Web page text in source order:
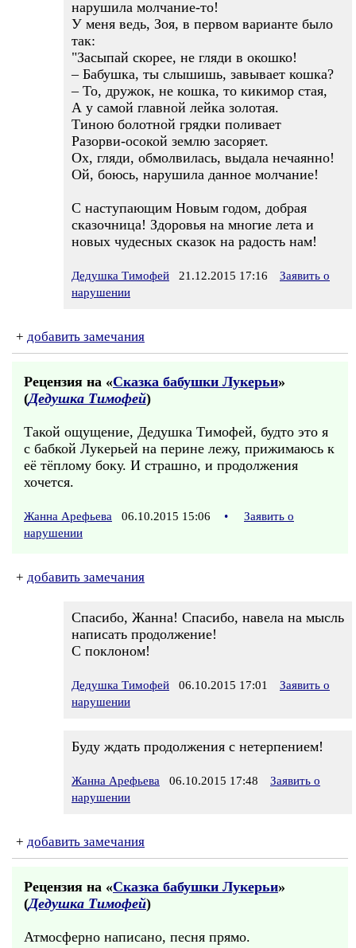
нарушила молчание-то!
У меня ведь, Зоя, в первом варианте было
так:
"Засыпай скорее, не гляди в окошко!
– Бабушка, ты слышишь, завывает кошка?
– То, дружок, не кошка, то кикимор стая,
А у самой главной лейка золотая.
Тиною болотной грядки поливает
Разорви-осокой землю засоряет.
Ох, гляди, обмолвилась, выдала нечаянно!
Ой, боюсь, нарушила данное молчание!
С наступающим Новым годом, добрая
сказочница! Здоровья на многие лета и
новых чудесных сказок на радость нам!
Дедушка Тимофей 21.12.2015 17:16
Заявить о
нарушении
+ добавить замечания
Рецензия на «Сказка бабушки Лукерьи»
(Дедушка Тимофей)
Такой ощущение, Дедушка Тимофей, будто это я
с бабкой Лукерьей на перине лежу, прижимаюсь к
её тёплому боку. И страшно, и продолжения
хочется.
Жанна Арефьева 06.10.2015 15:06 •
Заявить о
нарушении
+ добавить замечания
Спасибо, Жанна! Спасибо, навела на мысль
написать продолжение!
С поклоном!
Дедушка Тимофей 06.10.2015 17:01
Заявить о
нарушении
Буду ждать продолжения с нетерпением!
Жанна Арефьева 06.10.2015 17:48
Заявить о
нарушении
+ добавить замечания
Рецензия на «Сказка бабушки Лукерьи»
(Дедушка Тимофей)
Атмосферно написано, песня прямо.